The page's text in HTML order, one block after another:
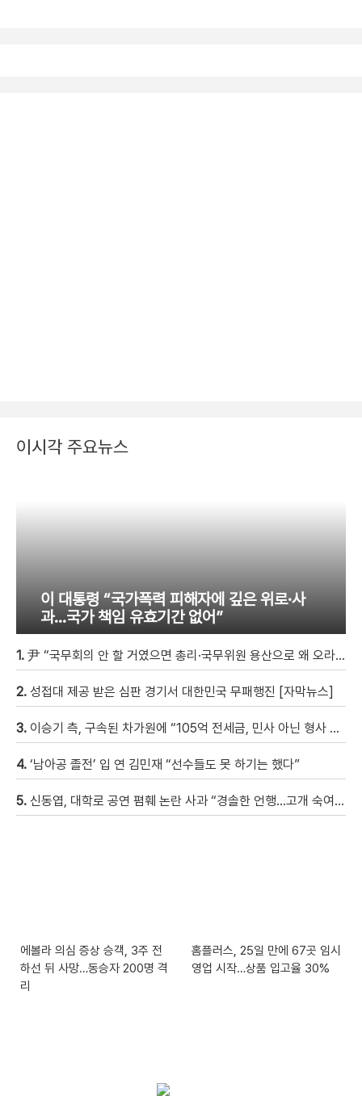
이시각 주요뉴스
이 대통령 “국가폭력 피해자에 깊은 위로·사
과…국가 책임 유효기간 없어”
1. 尹 “국무회의 안 할 거였으면 총리·국무위원 용산으로 왜 오라 했겠나” [현장영상]
2. 성접대 제공 받은 심판 경기서 대한민국 무패행진 [자막뉴스]
3. 이승기 측, 구속된 차가원에 “105억 전세금, 민사 아닌 형사 범죄…엄벌 원해” [자막뉴스]
4. ‘남아공 졸전’ 입 연 김민재 “선수들도 못 하기는 했다”
5. 신동엽, 대학로 공연 폄훼 논란 사과 “경솔한 언행…고개 숙여 사과”
에볼라 의심 증상 승객, 3주 전
하선 뒤 사망…동승자 200명 격
리
홈플러스, 25일 만에 67곳 임시
영업 시작…상품 입고율 30%